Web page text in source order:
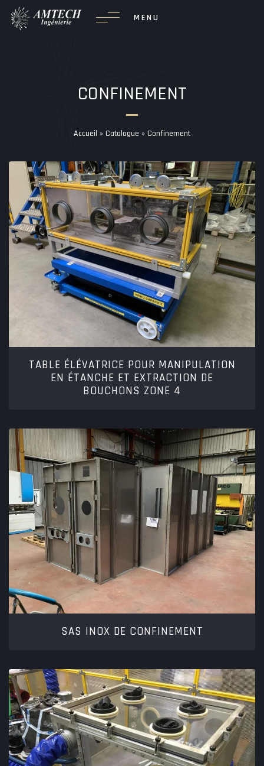
Passer
MENU
CONFINEMENT
Accueil » Catalogue » Confinement
TABLE ÉLÉVATRICE POUR MANIPULATION
EN ÉTANCHE ET EXTRACTION DE
BOUCHONS ZONE 4
SAS INOX DE CONFINEMENT